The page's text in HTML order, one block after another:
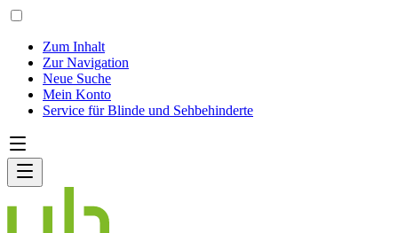
Zum Inhalt
Zur Navigation
Neue Suche
Mein Konto
Service für Blinde und Sehbehinderte